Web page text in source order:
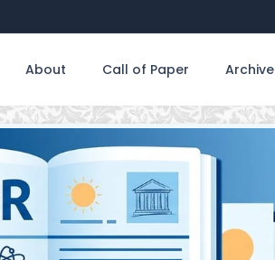
About Call of Paper Archive